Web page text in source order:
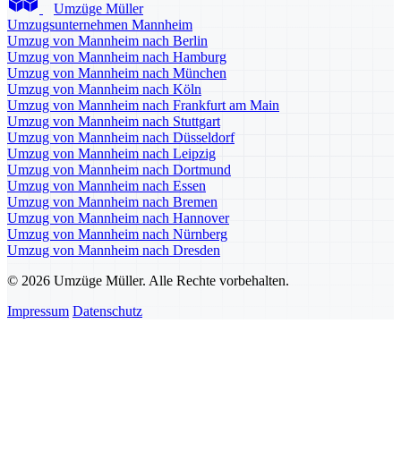
Umzüge Müller
Umzugsunternehmen Mannheim
Umzug von Mannheim nach Berlin
Umzug von Mannheim nach Hamburg
Umzug von Mannheim nach München
Umzug von Mannheim nach Köln
Umzug von Mannheim nach Frankfurt am Main
Umzug von Mannheim nach Stuttgart
Umzug von Mannheim nach Düsseldorf
Umzug von Mannheim nach Leipzig
Umzug von Mannheim nach Dortmund
Umzug von Mannheim nach Essen
Umzug von Mannheim nach Bremen
Umzug von Mannheim nach Hannover
Umzug von Mannheim nach Nürnberg
Umzug von Mannheim nach Dresden
© 2026 Umzüge Müller. Alle Rechte vorbehalten.
Impressum Datenschutz